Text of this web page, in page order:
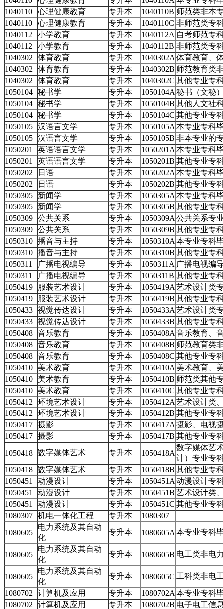
1040110
心理健康教育 专升本 1040110B 师范类非本
1040110
心理健康教育 专升本 1040110C 非师范类专
1040112
小学教育 专升本 1040112A 自考师范专
1040112
小学教育 专升本 1040112B 非师范类专
1040302
体育教育 专升本 1040302A 体育教育、
1040302
体育教育 专升本 1040302B 师范教育类
1040302
体育教育 专升本 1040302C 其他专业专
1050104 秘书学 专升本 1050104A 秘书（文秘
1050104 秘书学 专升本 1050104B 其他人文社
1050104 秘书学 专升本 1050104C 其他专业专
1050105 汉语言文学 专升本 1050105A 本专业专科
1050105 汉语言文学 专升本 1050105B 非本专业的
1050201
英语语言文学 专升本 1050201A 本专业专科
1050201
英语语言文学 专升本 1050201B 其他专业专
1050202
日语 专升本 1050202A 本专业专科
1050202
日语 专升本 1050202B 其他专业专
1050305
新闻学 专升本 1050305A 本专业专科
1050305
新闻学 专升本 1050305B 其他专业专
1050309 公共关系 专升本 1050309A 公共关系专
1050309 公共关系 专升本 1050309B 其他专业专
1050310 播音与主持 专升本 1050310A 本专业专科
1050310 播音与主持 专升本 1050310B 其他专业专
1050311
广播电视编导 专升本 1050311A 广播电视编
1050311
广播电视编导 专升本 1050311B 其他专业专
1050419
服装艺术设计 专升本 1050419A 艺术设计类
1050419
服装艺术设计 专升本 1050419B 其他专业专
1050433 视觉传达设计 专升本 1050433A 艺术设计类
1050433 视觉传达设计 专升本 1050433B 其他专业专
1050408 音乐教育 专升本 1050408A 音乐教育、
1050408 音乐教育 专升本 1050408B 师范教育类
1050408 音乐教育 专升本 1050408C 其他专业专
1050410
美术教育 专升本 1050410A 美术教育、
1050410
美术教育 专升本 1050410B 师范类其他
1050410
美术教育 专升本 1050410C 其他专业专
1050412
环境艺术设计 专升本 1050412A 艺术设计类
1050412
环境艺术设计 专升本 1050412B 其他专业专
1050417 摄影 专升本 1050417A 摄影、电视
1050417 摄影 专升本 1050417B 其他专业专
1050418 数字媒体艺术 专升本 1050418A
数字媒体艺
计）专业专
1050418 数字媒体艺术 专升本 1050418B 其他专业专
1050451
动漫设计 专升本 1050451A 动漫设计专
1050451
动漫设计 专升本 1050451B 艺术设计类
1050451
动漫设计 专升本 1050451C 其他专业专
1080307 机电一体化工程 专升本
1080307
1080605
电力系统及其自动
化
专升本 1080605A 本专业专科
1080605
电力系统及其自动
化
专升本 1080605B 电工类非电
1080605
电力系统及其自动
化
专升本 1080605C 工科类非电
1080702
计算机及应用 专升本 1080702A 本专业专科
1080702
计算机及应用 专升本 1080702B 电子电工信